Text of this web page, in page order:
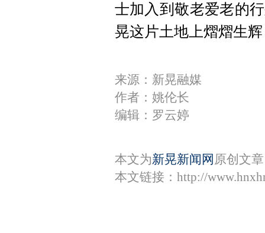
士加入到敬老爱老的
晃这片土地上熠熠生
来源：新晃融媒
作者：姚伦长
编辑：罗云婷
本文为新晃新闻网 原创文
本文链接： http://